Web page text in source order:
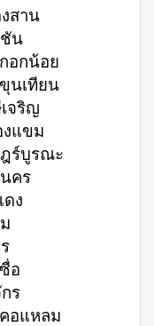
สาน
น
อกน้อย
นเทียน
จริญ
แขม
ร์บูรณะ
คร
ง
อ
ร
อแหลม